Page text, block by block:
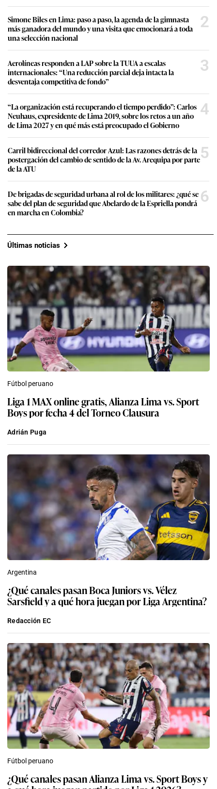
Simone Biles en Lima: paso a paso, la agenda de la gimnasta
más ganadora del mundo y una visita que emocionará a toda
una selección nacional
2
Aerolíneas responden a LAP sobre la TUUA a escalas
internacionales: “Una reducción parcial deja intacta la
desventaja competitiva de fondo”
3
“La organización está recuperando el tiempo perdido”: Carlos
Neuhaus, expresidente de Lima 2019, sobre los retos a un año
de Lima 2027 y en qué más está preocupado el Gobierno
4
Carril bidireccional del corredor Azul: Las razones detrás de la
postergación del cambio de sentido de la Av. Arequipa por parte
de la ATU
5
De brigadas de seguridad urbana al rol de los militares: ¿qué se
sabe del plan de seguridad que Abelardo de la Espriella pondrá
en marcha en Colombia?
6
Últimas noticias
Fútbol peruano
Liga 1 MAX online gratis, Alianza Lima vs. Sport
Boys por fecha 4 del Torneo Clausura
Adrián Puga
Argentina
¿Qué canales pasan Boca Juniors vs. Vélez
Sarsfield y a qué hora juegan por Liga Argentina?
Redacción EC
Fútbol peruano
¿Qué canales pasan Alianza Lima vs. Sport Boys y